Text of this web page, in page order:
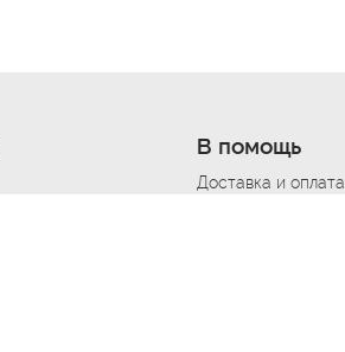
В помощь
Доставка и оплата